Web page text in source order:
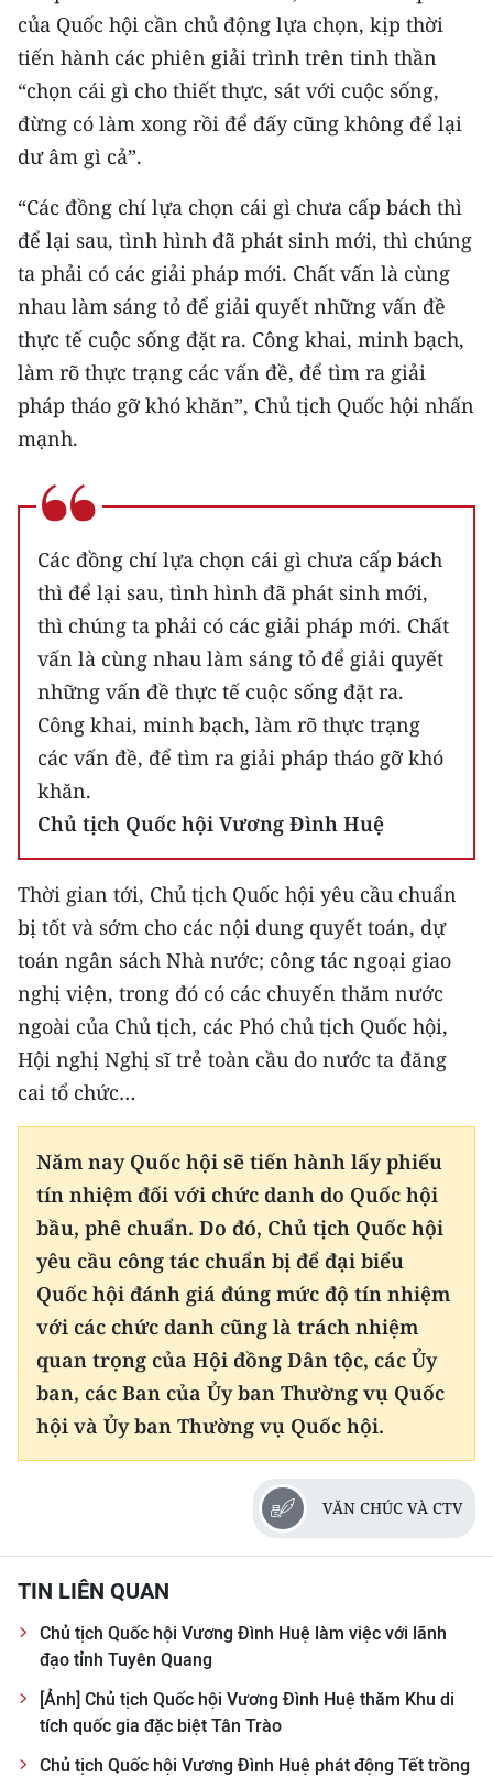
của Quốc hội cần chủ động lựa chọn, kịp thời
tiến hành các phiên giải trình trên tinh thần
“chọn cái gì cho thiết thực, sát với cuộc sống,
đừng có làm xong rồi để đấy cũng không để lại
dư âm gì cả”.
“Các đồng chí lựa chọn cái gì chưa cấp bách thì
để lại sau, tình hình đã phát sinh mới, thì chúng
ta phải có các giải pháp mới. Chất vấn là cùng
nhau làm sáng tỏ để giải quyết những vấn đề
thực tế cuộc sống đặt ra. Công khai, minh bạch,
làm rõ thực trạng các vấn đề, để tìm ra giải
pháp tháo gỡ khó khăn”, Chủ tịch Quốc hội nhấn
mạnh.
Các đồng chí lựa chọn cái gì chưa cấp bách
thì để lại sau, tình hình đã phát sinh mới,
thì chúng ta phải có các giải pháp mới. Chất
vấn là cùng nhau làm sáng tỏ để giải quyết
những vấn đề thực tế cuộc sống đặt ra.
Công khai, minh bạch, làm rõ thực trạng
các vấn đề, để tìm ra giải pháp tháo gỡ khó
khăn.
Chủ tịch Quốc hội Vương Đình Huệ
Thời gian tới, Chủ tịch Quốc hội yêu cầu chuẩn
bị tốt và sớm cho các nội dung quyết toán, dự
toán ngân sách Nhà nước; công tác ngoại giao
nghị viện, trong đó có các chuyến thăm nước
ngoài của Chủ tịch, các Phó chủ tịch Quốc hội,
Hội nghị Nghị sĩ trẻ toàn cầu do nước ta đăng
cai tổ chức…
Năm nay Quốc hội sẽ tiến hành lấy phiếu
tín nhiệm đối với chức danh do Quốc hội
bầu, phê chuẩn. Do đó, Chủ tịch Quốc hội
yêu cầu công tác chuẩn bị để đại biểu
Quốc hội đánh giá đúng mức độ tín nhiệm
với các chức danh cũng là trách nhiệm
quan trọng của Hội đồng Dân tộc, các Ủy
ban, các Ban của Ủy ban Thường vụ Quốc
hội và Ủy ban Thường vụ Quốc hội.
VĂN CHÚC VÀ CTV
TIN LIÊN QUAN
Chủ tịch Quốc hội Vương Đình Huệ làm việc với lãnh
đạo tỉnh Tuyên Quang
[Ảnh] Chủ tịch Quốc hội Vương Đình Huệ thăm Khu di
tích quốc gia đặc biệt Tân Trào
Chủ tịch Quốc hội Vương Đình Huệ phát động Tết trồng